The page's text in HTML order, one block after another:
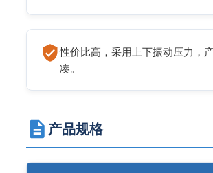
性价比高，采用上下振动压力，
凑。
产品规格